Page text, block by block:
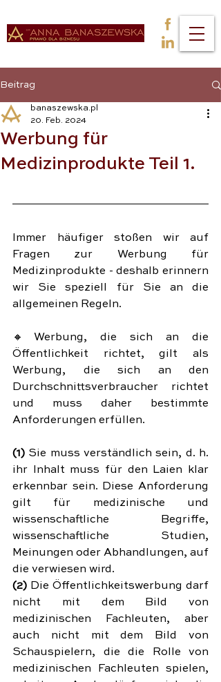
Beitrag
Werbung für
Medizinprodukte Teil 1.
banaszewska.pl
20. Feb. 2024
Immer häufiger stoßen wir auf
Fragen zur Werbung für
Medizinprodukte - deshalb erinnern
wir Sie speziell für Sie an die
allgemeinen Regeln.
🔸Werbung, die sich an die
Öffentlichkeit richtet, gilt als
Werbung, die sich an den
Durchschnittsverbraucher richtet
und muss daher bestimmte
Anforderungen erfüllen.
(1) Sie muss verständlich sein, d. h.
ihr Inhalt muss für den Laien klar
erkennbar sein. Diese Anforderung
gilt für medizinische und
wissenschaftliche Begriffe,
wissenschaftliche Studien,
Meinungen oder Abhandlungen, auf
die verwiesen wird.
(2) Die Öffentlichkeitswerbung darf
nicht mit dem Bild von
medizinischen Fachleuten, aber
auch nicht mit dem Bild von
Schauspielern, die die Rolle von
medizinischen Fachleuten spielen,